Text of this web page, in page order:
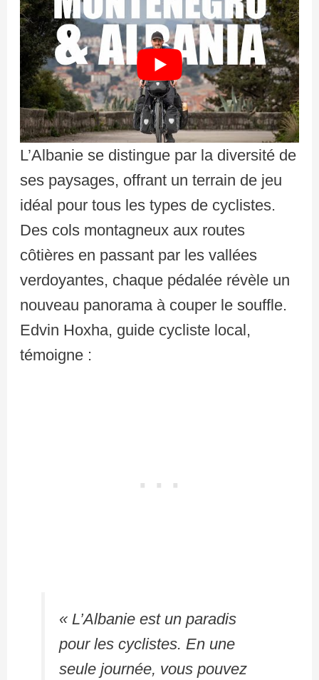
L’Albanie se distingue par la diversité de
ses paysages, offrant un terrain de jeu
idéal pour tous les types de cyclistes.
Des cols montagneux aux routes
côtières en passant par les vallées
verdoyantes, chaque pédalée révèle un
nouveau panorama à couper le souffle.
Edvin Hoxha, guide cycliste local,
témoigne :
« L’Albanie est un paradis
pour les cyclistes. En une
seule journée, vous pouvez